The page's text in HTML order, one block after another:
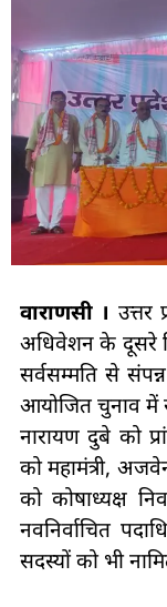
वाराणसी । उत्तर
अधिवेशन के दूसरे
सर्वसम्मति से
आयोजित चुनाव में
नारायण दुबे को
को महामंत्री,
को कोषाध्यक्ष
नवनिर्वाचित
सदस्यों को भी